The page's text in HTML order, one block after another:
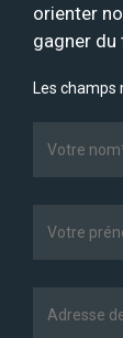
orienter
gagner du
Les champs